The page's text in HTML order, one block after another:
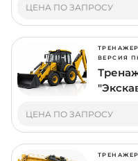
ЦЕНА ПО ЗАПРОСУ
ВЕРСИЯ
ЦЕНА ПО ЗАПРОСУ